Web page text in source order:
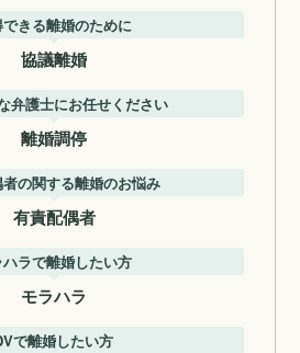
きる離婚のために
協議離婚
弁護士にお任せください
離婚調停
の関する離婚のお悩み
有責配偶者
ハラで離婚したい方
モラハラ
で離婚したい方